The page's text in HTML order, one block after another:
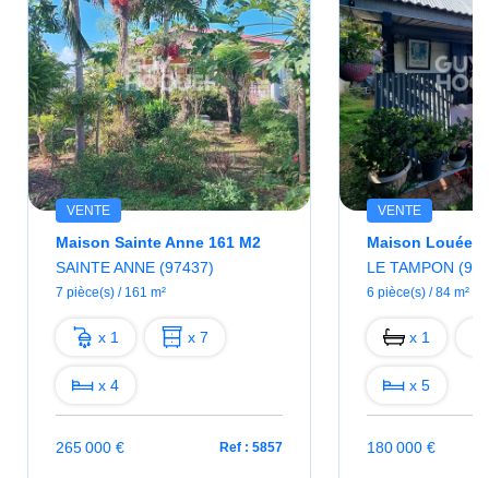
VENTE
Maison Sainte Anne 161 M2
SAINTE ANNE (97437)
7 pièce(s) / 161 m²
x 1 x 7
x 4
265 000 € Ref : 5857
VENTE
LE TAMPON
6 pièce(s) / 84 m²
x 1
x 5
180 000 €